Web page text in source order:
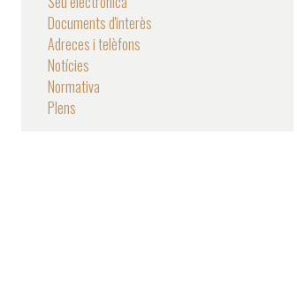
Documents d'interès
Adreces i telèfons
Notícies
Normativa
Plens